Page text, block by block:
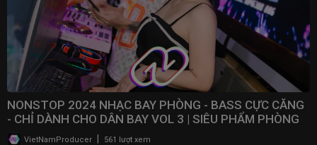
NONSTOP 2024 NHẠC BAY PHÒNG - BASS CỰC CĂNG
- CHỈ DÀNH CHO DÂN BAY VOL 3 | SIÊU PHẨM PHÒNG
BAY 2024
VietNamProducer 561 lượt xem